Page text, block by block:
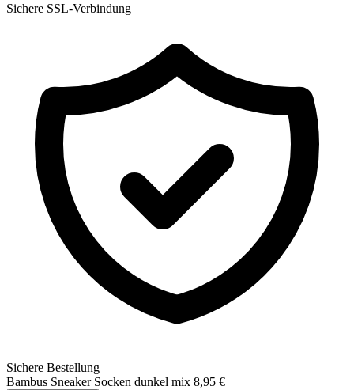
Sichere SSL-Verbindung
Sichere Bestellung
Bambus Sneaker Socken dunkel mix 8,95 €